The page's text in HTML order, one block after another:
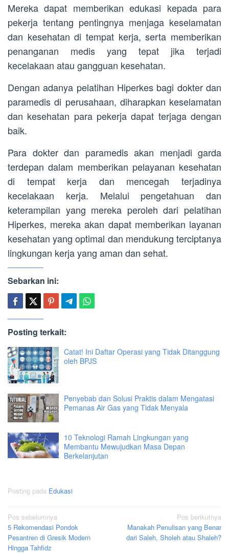
Mereka dapat memberikan edukasi kepada para
pekerja tentang pentingnya menjaga keselamatan
dan kesehatan di tempat kerja, serta memberikan
penanganan medis yang tepat jika terjadi
kecelakaan atau gangguan kesehatan.
Dengan adanya pelatihan Hiperkes bagi dokter dan
paramedis di perusahaan, diharapkan keselamatan
dan kesehatan para pekerja dapat terjaga dengan
baik.
Para dokter dan paramedis akan menjadi garda
terdepan dalam memberikan pelayanan kesehatan
di tempat kerja dan mencegah terjadinya
kecelakaan kerja. Melalui pengetahuan dan
keterampilan yang mereka peroleh dari pelatihan
Hiperkes, mereka akan dapat memberikan layanan
kesehatan yang optimal dan mendukung terciptanya
lingkungan kerja yang aman dan sehat.
Sebarkan ini:
Posting terkait:
Catat! Ini Daftar Operasi yang Tidak Ditanggung
oleh BPJS
Penyebab dan Solusi Praktis dalam Mengatasi
Pemanas Air Gas yang Tidak Menyala
10 Teknologi Ramah Lingkungan yang
Membantu Mewujudkan Masa Depan
Berkelanjutan
Posting pada Edukasi
Navigasi
pos
Pos sebelumnya
5 Rekomendasi Pondok
Pesantren di Gresik Modern
Hingga Tahfidz
Pos berikutnya
Manakah Penulisan yang Benar
dari Saleh, Sholeh atau Shaleh?